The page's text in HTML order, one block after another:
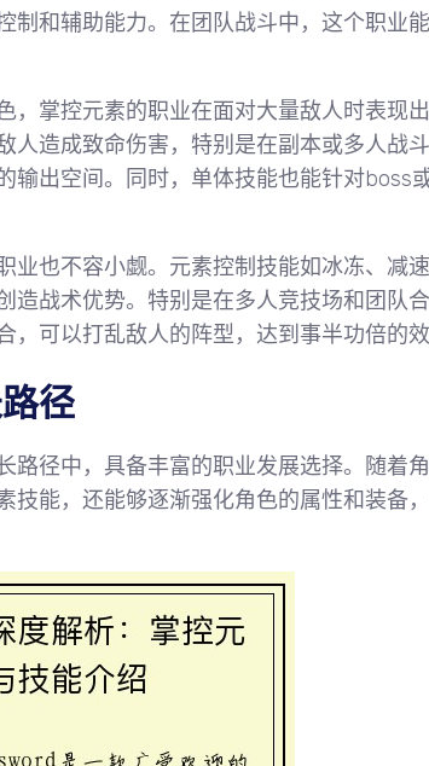
制和辅助能力。在团队战斗中，这个职业
，掌控元素的职业在面对大量敌人时表现
人造成致命伤害，特别是在副本或多人战
输出空间。同时，单体技能也能针对boss
业也不容小觑。元素控制技能如冰冻、减
造战术优势。特别是在多人竞技场和团队
可以打乱敌人的阵型，达到事半功倍的效
径
路径中，具备丰富的职业发展选择。随着
技能，还能够逐渐强化角色的属性和装备